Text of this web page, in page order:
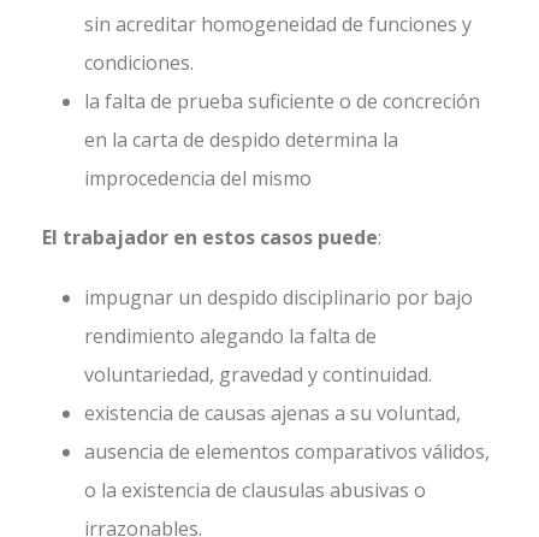
sin acreditar homogeneidad de funciones y
condiciones.
la falta de prueba suficiente o de concreción
en la carta de despido determina la
improcedencia del mismo
El trabajador en estos casos puede:
impugnar un despido disciplinario por bajo
rendimiento alegando la falta de
voluntariedad, gravedad y continuidad.
existencia de causas ajenas a su voluntad,
ausencia de elementos comparativos válidos,
o la existencia de clausulas abusivas o
irrazonables.